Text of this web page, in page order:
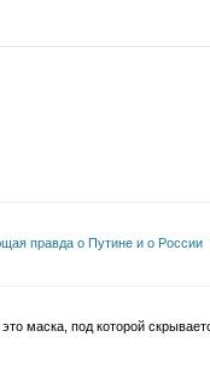
правда о Путине и о России
маска, под которой